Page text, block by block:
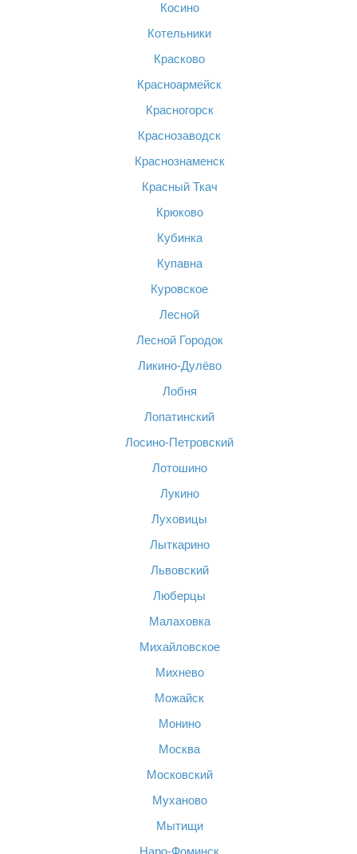
Косино
Котельники
Красково
Красноармейск
Красногорск
Краснозаводск
Краснознаменск
Красный Ткач
Крюково
Кубинка
Купавна
Куровское
Лесной
Лесной Городок
Ликино-Дулёво
Лобня
Лопатинский
Лосино-Петровский
Лотошино
Лукино
Луховицы
Лыткарино
Львовский
Люберцы
Малаховка
Михайловское
Михнево
Можайск
Монино
Москва
Московский
Муханово
Мытищи
Наро-Фоминск